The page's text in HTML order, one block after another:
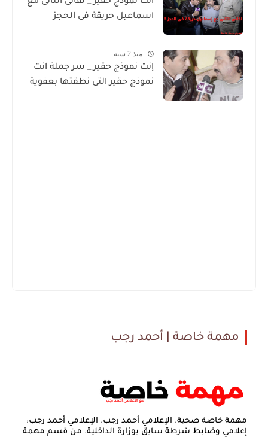
اسماعيل حريقة فى الحجز
منذ 2 سنة
إنت نموذج حقير _ سر جملة انت
نموذج حقير التى نطقتها بعفوية
مهمة خاصة | أحمد رجب
مهمة خاصة صحية. الإعلامي أحمد رجب. الإعلامي أحمد رجب:
إعلامي وضابط شرطة سابق بوزارة الداخلية. من قسم مهمة